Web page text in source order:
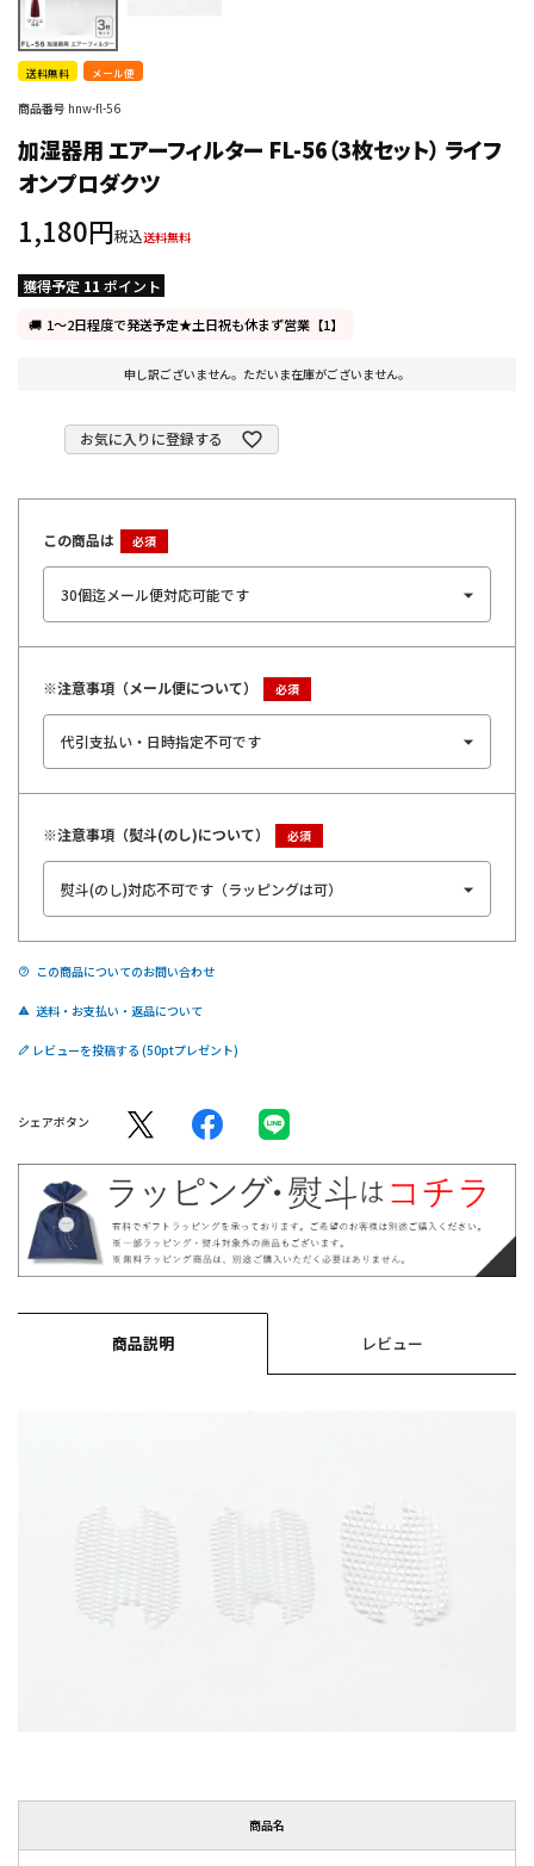
送料無料 メール便
商品番号 hnw-fl-56
加湿器用 エアーフィルター FL-56（3枚セット） ライフ
オンプロダクツ
1,180 税込送料無料
獲得予定 11 ポイント
1～2日程度で発送予定★土日祝も休まず営業【1】
申し訳ございません。ただいま在庫がございません。
お気に入りに登録する
この商品は
※注意事項（メール便について）
※注意事項（熨斗(のし)について）
この商品についてのお問い合わせ
送料・お支払い・返品について
レビューを投稿する
シェアボタン
商品説明 レビュー
商品名